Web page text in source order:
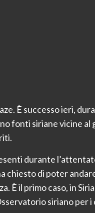
È successo ieri,
fonti siriane vicine al
durante
chiesto di poter
È il primo caso, in
siriano per